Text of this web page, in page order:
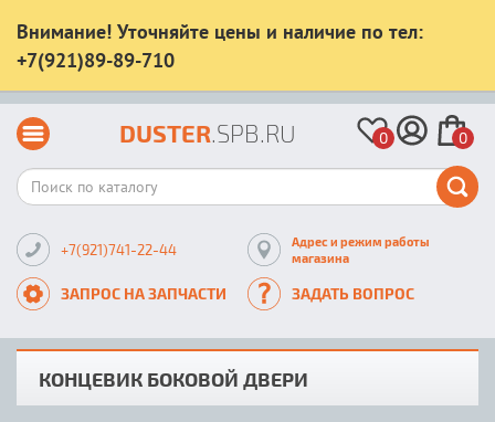
Внимание! Уточняйте цены и наличие по тел:
+7(921)89-89-710
DUSTER.SPB.RU 0 0
+7(921)741-22-44
Адрес и режим работы
магазина
ЗАПРОС НА ЗАПЧАСТИ ЗАДАТЬ ВОПРОС
КОНЦЕВИК БОКОВОЙ ДВЕРИ